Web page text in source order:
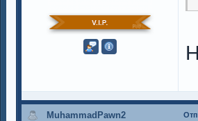
MuhammadPawn2